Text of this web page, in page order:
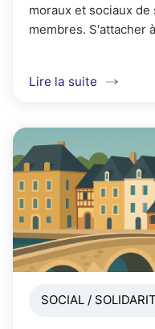
moraux et sociaux de
membres. S'attacher
unissant les gens de
Lire la suite
SOCIAL /